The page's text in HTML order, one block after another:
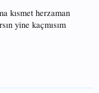
kısmet herzaman
yine kaçmısım